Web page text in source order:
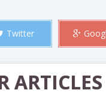
Twitter
ARTICLES